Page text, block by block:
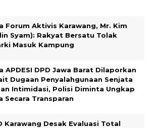
Forum Aktivis Karawang, Mr. Kim
Syam): Rakyat Bersatu Tolak
Masuk Kampung
APDESI DPD Jawa Barat Dilaporkan
Dugaan Penyalahgunaan Senjata
Intimidasi, Polisi Diminta Ungkap
Secara Transparan
Karawang Desak Evaluasi Total